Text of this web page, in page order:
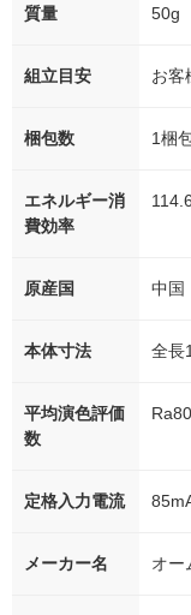
質量 50g
組立目安 お客
梱包数 1梱
エネルギー消
費効率
原産国 中国
本体寸法 全長
平均演色評価
数
Ra80
定格入力電流
メーカー名 オー